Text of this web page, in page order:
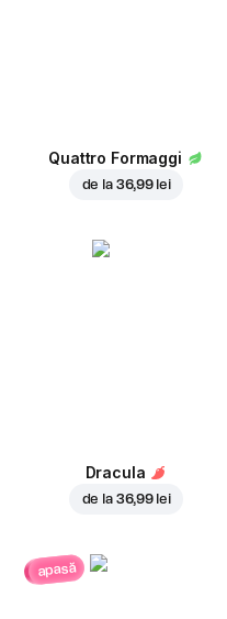
Quattro Formaggi
de la 36,99 lei
Dracula
de la 36,99 lei
apasă